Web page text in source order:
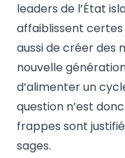
leaders de l’État
affaiblissent certes
aussi de créer des
nouvelle
d’alimenter un
question n’est
frappes sont
sages.